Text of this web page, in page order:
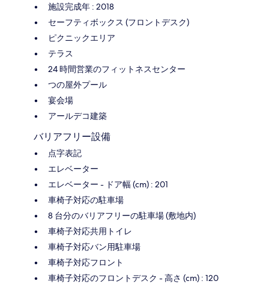
施設完成年 : 2018
セーフティボックス (フロントデスク)
ピクニックエリア
テラス
24 時間営業のフィットネスセンター
つの屋外プール
宴会場
アールデコ建築
バリアフリー設備
点字表記
エレベーター
エレベーター - ドア幅 (cm) : 201
車椅子対応の駐車場
8 台分のバリアフリーの駐車場 (敷地内)
車椅子対応共用トイレ
車椅子対応バン用駐車場
車椅子対応フロント
車椅子対応のフロントデスク - 高さ (cm) : 120